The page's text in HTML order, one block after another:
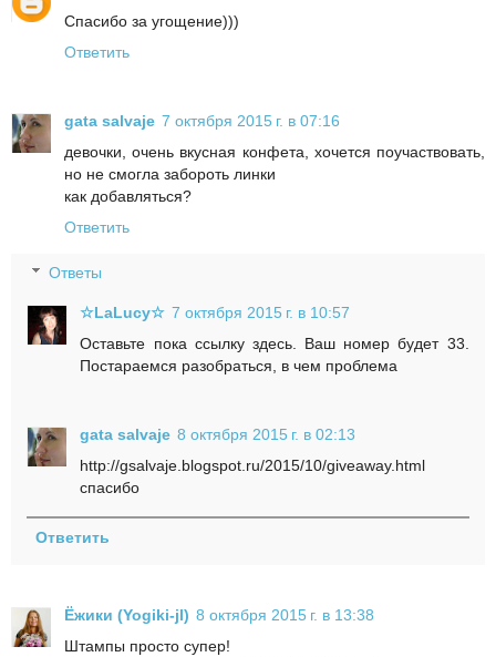
Спасибо за угощение)))
Ответить
gata salvaje 7 октября 2015 г. в 07:16
девочки, очень вкусная конфета, хочется поучаствовать,
но не смогла забороть линки
как добавляться?
Ответить
Ответы
☆LaLucy☆ 7 октября 2015 г. в 10:57
Оставьте пока ссылку здесь. Ваш номер будет 33.
Постараемся разобраться, в чем проблема
gata salvaje 8 октября 2015 г. в 02:13
http://gsalvaje.blogspot.ru/2015/10/giveaway.html
спасибо
Ответить
Ёжики (Yogiki-jl) 8 октября 2015 г. в 13:38
Штампы просто супер!